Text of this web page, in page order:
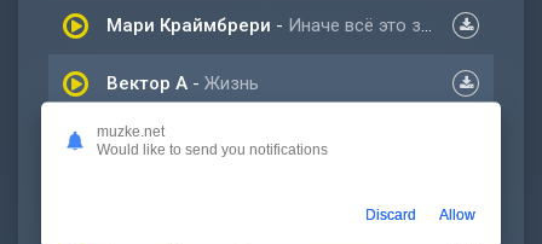
Мари Краймбрери - Иначе всё это зря
Вектор А - Жизнь
WhyBaby CASH
muzke.net
Would like to send you notifications
Discard Allow